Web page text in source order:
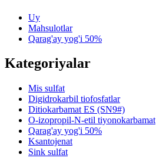
Uy
Mahsulotlar
Qarag'ay yog'i 50%
Kategoriyalar
Mis sulfat
Digidrokarbil tiofosfatlar
Ditiokarbamat ES (SN9#)
O-izopropil-N-etil tiyonokarbamat
Qarag'ay yog'i 50%
Ksantojenat
Sink sulfat